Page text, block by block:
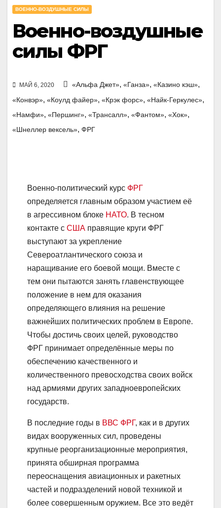
ВОЕННО-ВОЗДУШНЫЕ СИЛЫ
Военно-воздушные
силы ФРГ
МАЙ 6, 2020 «Альфа Джет», «Ганза», «Казино кэш»,
«Конвэр», «Коулд файер», «Крэк форс», «Найк-Геркулес»,
«Намфи», «Першинг», «Трансалл», «Фантом», «Хок»,
«Шнеллер вексель», ФРГ
Военно-политический курс ФРГ
определяется главным образом участием её
в агрессивном блоке НАТО. В тесном
контакте с США правящие круги ФРГ
выступают за укрепление
Североатлантического союза и
наращивание его боевой мощи. Вместе с
тем они пытаются занять главенствующее
положение в нем для оказания
определяющего влияния на решение
важнейших политических проблем в Европе.
Чтобы достичь своих целей, руководство
ФРГ принимает определённые меры по
обеспечению качественного и
количественного превосходства своих войск
над армиями других западноевропейских
государств.
В последние годы в ВВС ФРГ, как и в других
видах вооруженных сил, проведены
крупные реорганизационные мероприятия,
принята обширная программа
переоснащения авиационных и ракетных
частей и подразделений новой техникой и
более совершенным оружием. Все это ведёт